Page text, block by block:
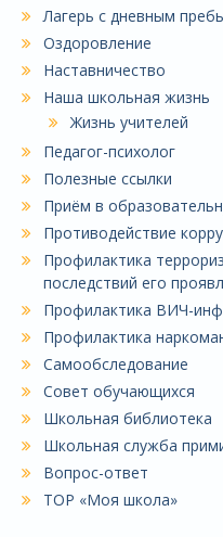
Лагерь с дневным
Оздоровление
Наставничество
Наша школьная жизнь
Жизнь учителей
Педагог-психолог
Полезные ссылки
Приём в
Противодействие
Профилактика
последствий его
Профилактика ВИЧ-
Профилактика
Самообследование
Совет обучающихся
Школьная библиотека
Школьная служба
Вопрос-ответ
ТОР «Моя школа»